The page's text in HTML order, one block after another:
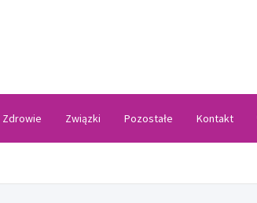
Zdrowie Związki Pozostałe Kontakt